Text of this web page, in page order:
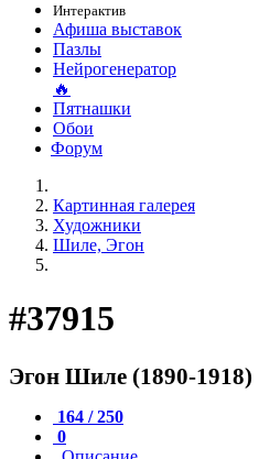
Интерактив
Афиша выставок
Пазлы
Нейрогенератор
🔥
Пятнашки
Обои
Форум
Картинная галерея
Художники
Шиле, Эгон
#37915
Эгон Шиле (1890-1918)
164 / 250
0